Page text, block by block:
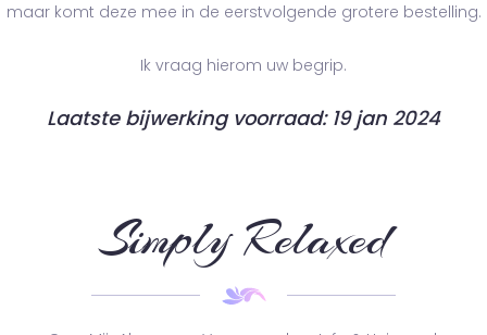
maar komt deze mee in de eerstvolgende grotere bestelling.
Ik vraag hierom uw begrip.
Laatste bijwerking voorraad: 19 jan 2024
Simply Relaxed